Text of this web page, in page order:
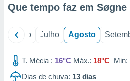
Que tempo faz em Søgne
Junho Julho Agosto
T. Média : 16°C Máx.: 18°C Min:
Dias de chuva: 13 dias